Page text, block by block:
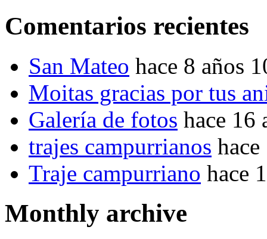
Comentarios recientes
San Mateo hace 8 años
Moitas gracias por tus
Galería de fotos hace 16
trajes campurrianos
Traje campurriano hace
Monthly archive